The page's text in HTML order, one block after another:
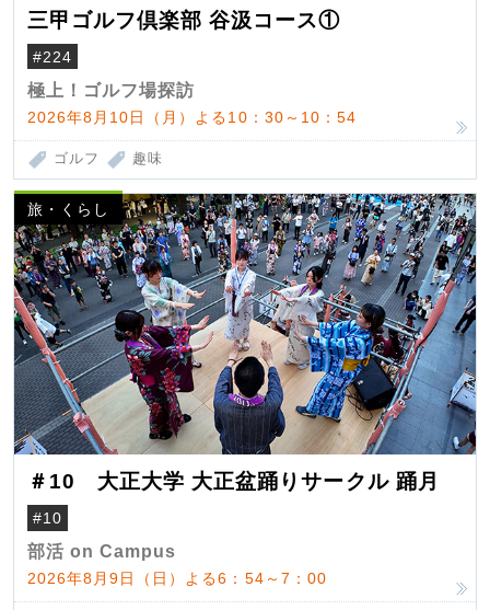
三甲ゴルフ倶楽部 谷汲コース①
#224
極上！ゴルフ場探訪
2026年8月10日（月）よる10：30～10：54
ゴルフ 趣味
旅・くらし
＃10 大正大学 大正盆踊りサークル 踊月
#10
部活 on Campus
2026年8月9日（日）よる6：54～7：00